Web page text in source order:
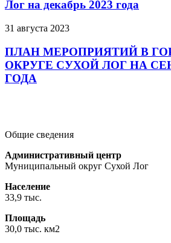
Лог на декабрь 2023 года
31 августа 2023
ПЛАН МЕРОПРИЯТИЙ В
ОКРУГЕ СУХОЙ ЛОГ НА
ГОДА
Общие сведения
Административный центр
Муниципальный округ Сухой Лог
Население
33,9 тыс.
Площадь
30,0 тыс. км2